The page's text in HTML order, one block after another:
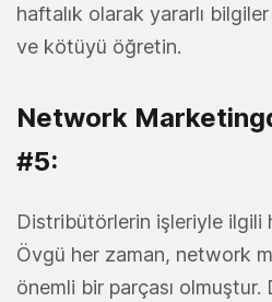
haftalık olarak yararlı
ve kötüyü öğretin.
Network
#5:
Distribütörlerin işleriyle ilgili
Övgü her zaman, network
önemli bir parçası